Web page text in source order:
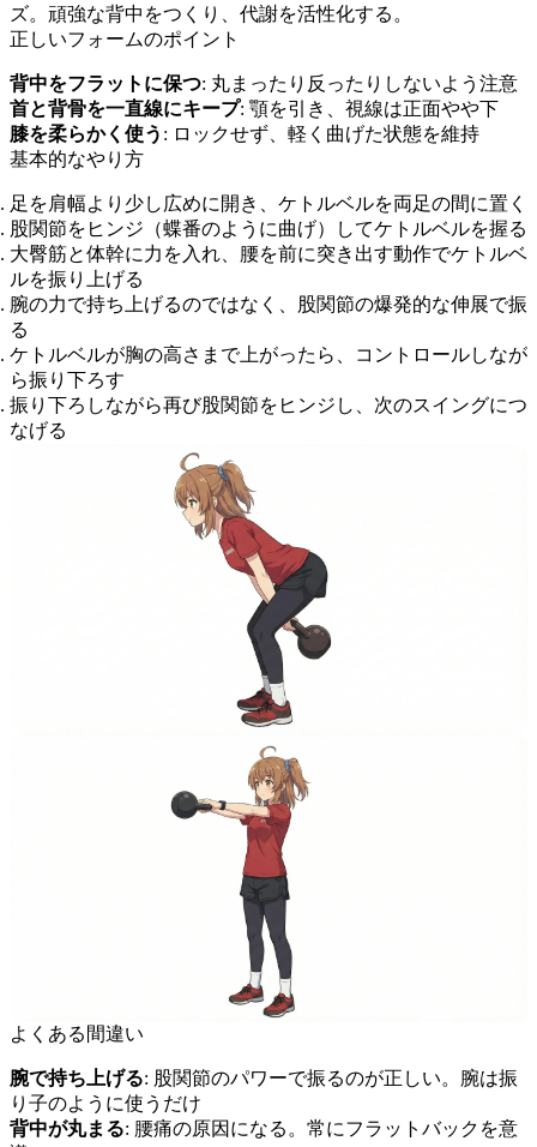
ズ。頑強な背中をつくり、代謝を活性化する。
正しいフォームのポイント
背中をフラットに保つ: 丸まったり反ったりしないよう注意
首と背骨を一直線にキープ: 顎を引き、視線は正面やや下
膝を柔らかく使う : ロックせず、軽く曲げた状態を維持
基本的なやり方
足を肩幅より少し広めに開き、ケトルベルを両足の間に置く
股関節をヒンジ（蝶番のように曲げ）してケトルベルを握る
大臀筋と体幹に力を入れ、腰を前に突き出す動作でケトルベ
ルを振り上げる
腕の力で持ち上げるのではなく、股関節の爆発的な伸展で振
る
ケトルベルが胸の高さまで上がったら、コントロールしなが
ら振り下ろす
振り下ろしながら再び股関節をヒンジし、次のスイングにつ
なげる
よくある間違い
腕で持ち上げる: 股関節のパワーで振るのが正しい。腕は振
り子のように使うだけ
背中が丸まる: 腰痛の原因になる。常にフラットバックを意